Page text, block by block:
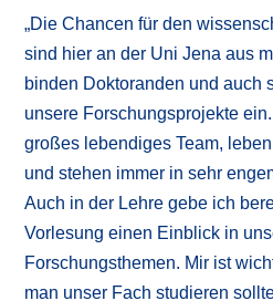
„Die Chancen für den
sind hier an der Uni Jena aus
binden Doktoranden und auch
unsere Forschungsprojekte
großes lebendiges Team,
und stehen immer in sehr
Auch in der Lehre gebe ich
Vorlesung einen Einblick in
Forschungsthemen. Mir ist
man unser Fach studieren